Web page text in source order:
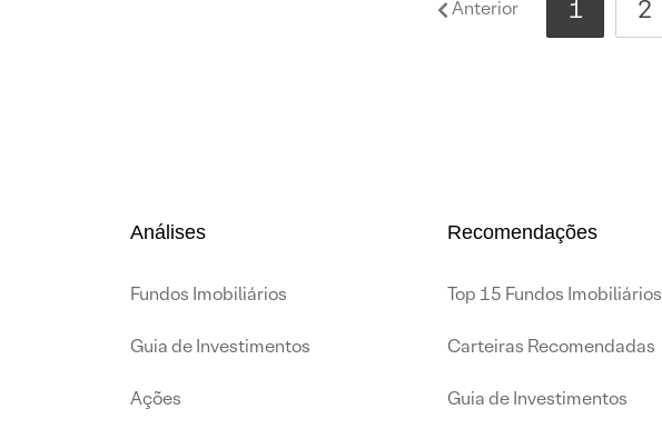
Anterior 1 2
Análises
Fundos Imobiliários
Guia de Investimentos
Ações
Recomendações
Top 15 Fundos Imobiliários
Carteiras Recomendadas
Guia de Investimentos